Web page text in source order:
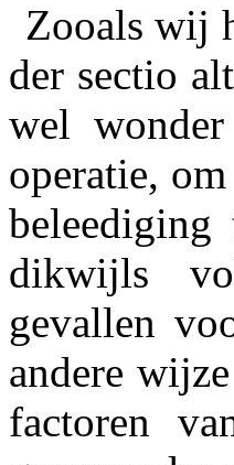
Zooals wij
der sectio
wel
operatie,
dikwijls
gevallen
andere
factoren